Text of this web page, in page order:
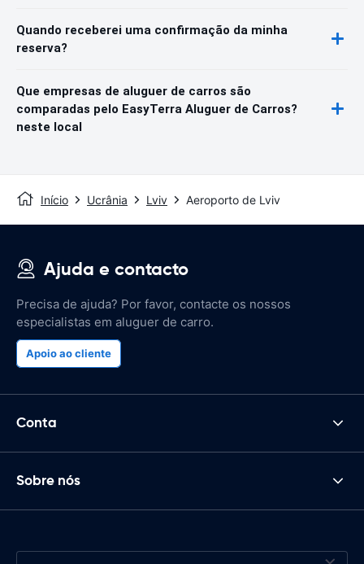
Quando receberei uma confirmação da minha
reserva?
Que empresas de aluguer de carros são
comparadas pelo EasyTerra Aluguer de Carros?
neste local
Início Ucrânia Lviv Aeroporto de Lviv
Ajuda e contacto
Precisa de ajuda? Por favor, contacte os nossos
especialistas em aluguer de carro.
Apoio ao cliente
Conta
Sobre nós